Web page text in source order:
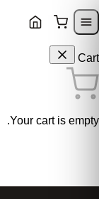
Skip to navigation
Cart
Your cart is empty.